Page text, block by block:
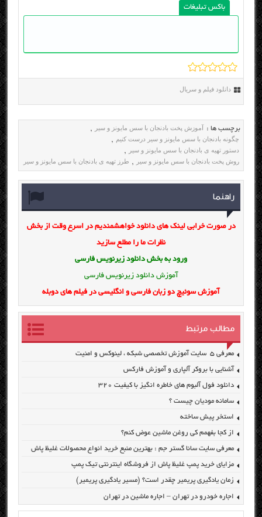
باکس تبلیغات
دانلود فیلم و سریال
برچسب ها : آموزش پخت بادنجان با سس مایونز و سیر ,
چگونه بادنجان با سس مایونز و سیر درست کنیم ,
دستور تهیه ی بادنجان با سس مایونز و سیر ,
روش پخت بادنجان با سس مایونز و سیر , طرز تهیه ی بادنجان با سس مایونز و سیر
راهنما
در صورت خرابی لینک های دانلود خواهشمندیم در اسرع وقت از بخش
نظرات ما را مطلع سازید
ورود به بخش دانلود زیرنویس فارسی
آموزش دانلود زیرنویس فارسی
آموزش سوئیچ دو زبان فارسی و انگلیسی در فیلم های دوبله
مطالب مرتبط
معرفی ۵ سایت آموزش تخصصی شبکه ، لینوکس و امنیت
آشنایی با بروکر آلپاری و آموزش فارکس
دانلود فول آلبوم های خاطره انگیز با کیفیت ۳۲۰
سامانه مودیان چیست ؟
استخر پیش ساخته
از کجا بفهمم کی روغن ماشین عوض کنم؟
معرفی سایت سانا گستر جم : بهترین منبع خرید انواع محصولات غلیظ پاش
مزایای خرید پمپ غلیظ پاش از فروشگاه اینترنتی تیک پمپ
زمان یادگیری پریمیر چقدر است؟ (مسیر یادگیری پریمیر)
اجاره خودرو در تهران – اجاره ماشین در تهران